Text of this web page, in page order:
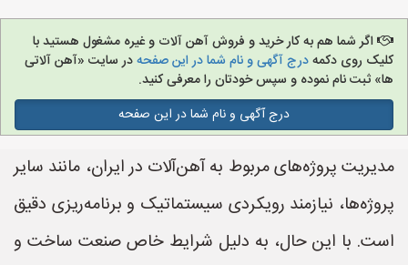
اگر شما هم به کار خرید و فروش آهن آلات و غیره مشغول هستید با
کلیک روی دکمهدرج آگهی و نام شما در این صفحهدر سایت «آهن آلاتی
ها» ثبت نام نموده و سپس خودتان را معرفی کنید.
درج آگهی و نام شما در این صفحه
مدیریت پروژه‌های مربوط به آهن‌آلات در ایران، مانند سایر
پروژه‌ها، نیازمند رویکردی سیستماتیک و برنامه‌ریزی دقیق
است. با این حال، به دلیل شرایط خاص صنعت ساخت و